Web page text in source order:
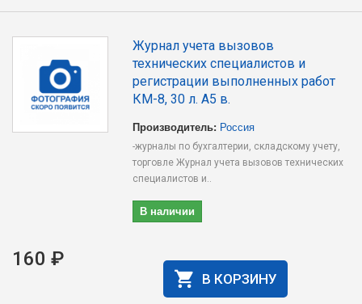
Журнал учета вызовов
технических специалистов и
регистрации выполненных работ
КМ-8, 30 л. А5 в.
Производитель: Россия
-журналы по бухгалтерии, складскому учету,
торговле Журнал учета вызовов технических
специалистов и..
В наличии
160 ₽
В КОРЗИНУ